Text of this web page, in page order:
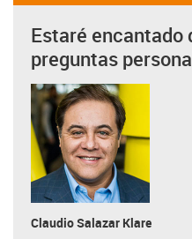
Estaré encantado
preguntas
Claudio Salazar Klare